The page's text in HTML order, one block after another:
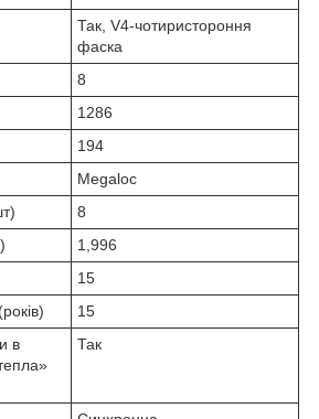
Так, V4-чотиристороння
фаска
8
1286
194
Megaloc
8
1,996
15
15
в
Так